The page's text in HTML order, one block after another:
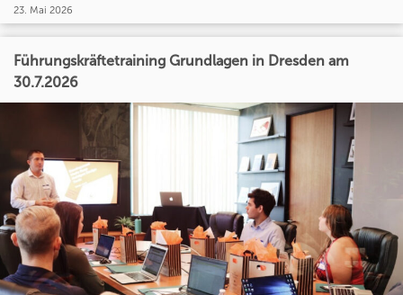
23. Mai 2026
Führungskräftetraining Grundlagen in Dresden am
30.7.2026